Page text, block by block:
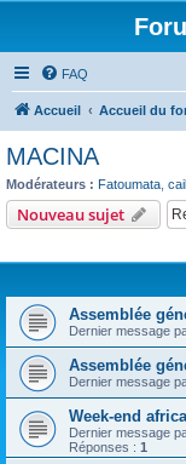
FAQ
Accueil Accueil du
MACINA
Modérateurs : Fatoumata
Nouveau sujet
Assemblée
Dernier message
Assemblée
Dernier message
Week-end
Dernier message
Réponses : 1